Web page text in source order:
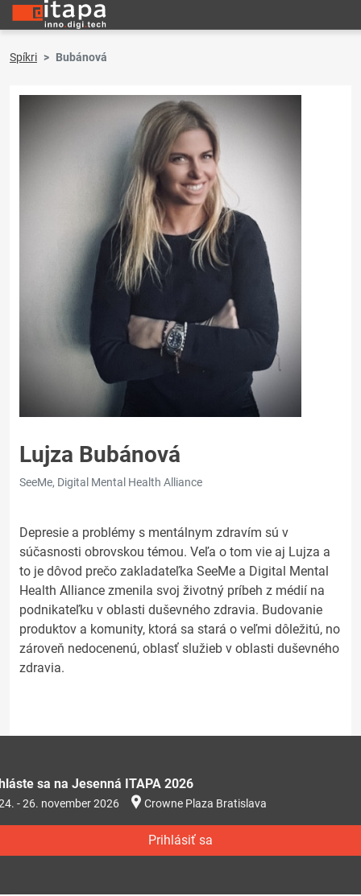
Spíkri Bubánová
Lujza Bubánová
SeeMe, Digital Mental Health Alliance
Depresie a problémy s mentálnym zdravím sú v
súčasnosti obrovskou témou. Veľa o tom vie aj Lujza a
to je dôvod prečo zakladateľka SeeMe a Digital Mental
Health Alliance zmenila svoj životný príbeh z médií na
podnikateľku v oblasti duševného zdravia. Budovanie
produktov a komunity, ktorá sa stará o veľmi dôležitú, no
zároveň nedocenenú, oblasť služieb v oblasti duševného
zdravia.
sa na Jesenná ITAPA 2026
- 26. november 2026 Crowne Plaza Bratislava
Prihlásiť sa